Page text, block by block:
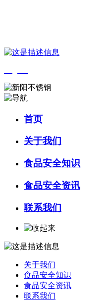
首页
关于我们
食品安全知识
食品安全资讯
联系我们
关于我们
食品安全知识
食品安全资讯
联系我们